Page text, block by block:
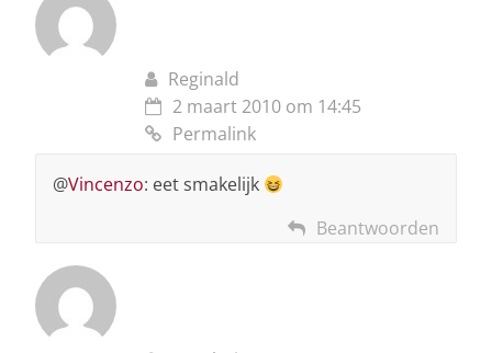
Reginald
2 maart 2010 om 14:45
Permalink
@Vincenzo: eet smakelijk
Beantwoorden